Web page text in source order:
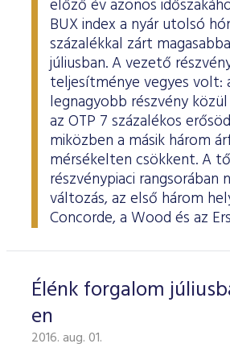
ESG Útmutató
előző év azonos
BUX index a nyár utolsó
százalékkal zárt
júliusban. A vezető
teljesítménye vegyes volt:
legnagyobb részvény
az OTP 7 százalékos
miközben a másik három
mérsékelten csökkent. A
részvénypiaci rangsorában
változás, az első három
Concorde, a Wood és az
Élénk forgalom
en
2016. aug. 01.